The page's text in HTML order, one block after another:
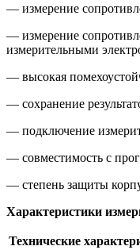
— измерение
— измерение
измерительными
— высокая
— сохранение
— подключение
— совместимость с
— степень защиты
Характеристики
Технические